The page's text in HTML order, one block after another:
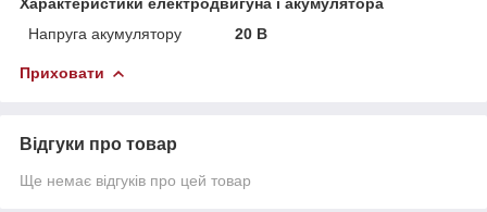
Напруга акумулятору
20 В
Приховати
Відгуки про товар
Ще немає відгуків про цей товар